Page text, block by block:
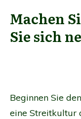
Machen
Sie sich
Beginnen Sie
eine Streitkultur